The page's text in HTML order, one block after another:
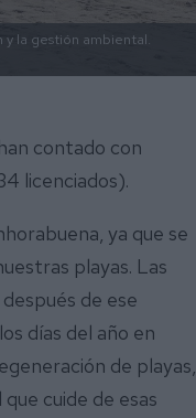
la gestión ambiental.
contado con
licenciados).
ya que se
playas. Las
de ese
días del año en
de playas,
cuide de esas